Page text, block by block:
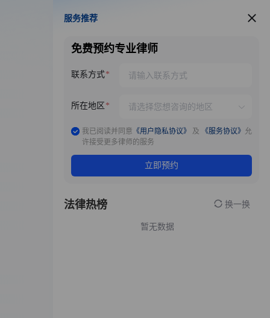
服务推荐
服务推荐
免费预约专业律师
联系方式
所在地区
我已阅读并同意 《用户隐私协议》 及 《服务协议》 允
许接受更多律师的服务
立即预约
法律热榜 换一换
暂无数据